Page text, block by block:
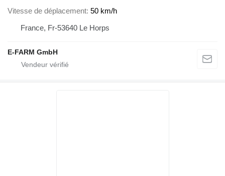
Vitesse de déplacement 50 km/h
France, Fr-53640 Le Horps
E-FARM GmbH